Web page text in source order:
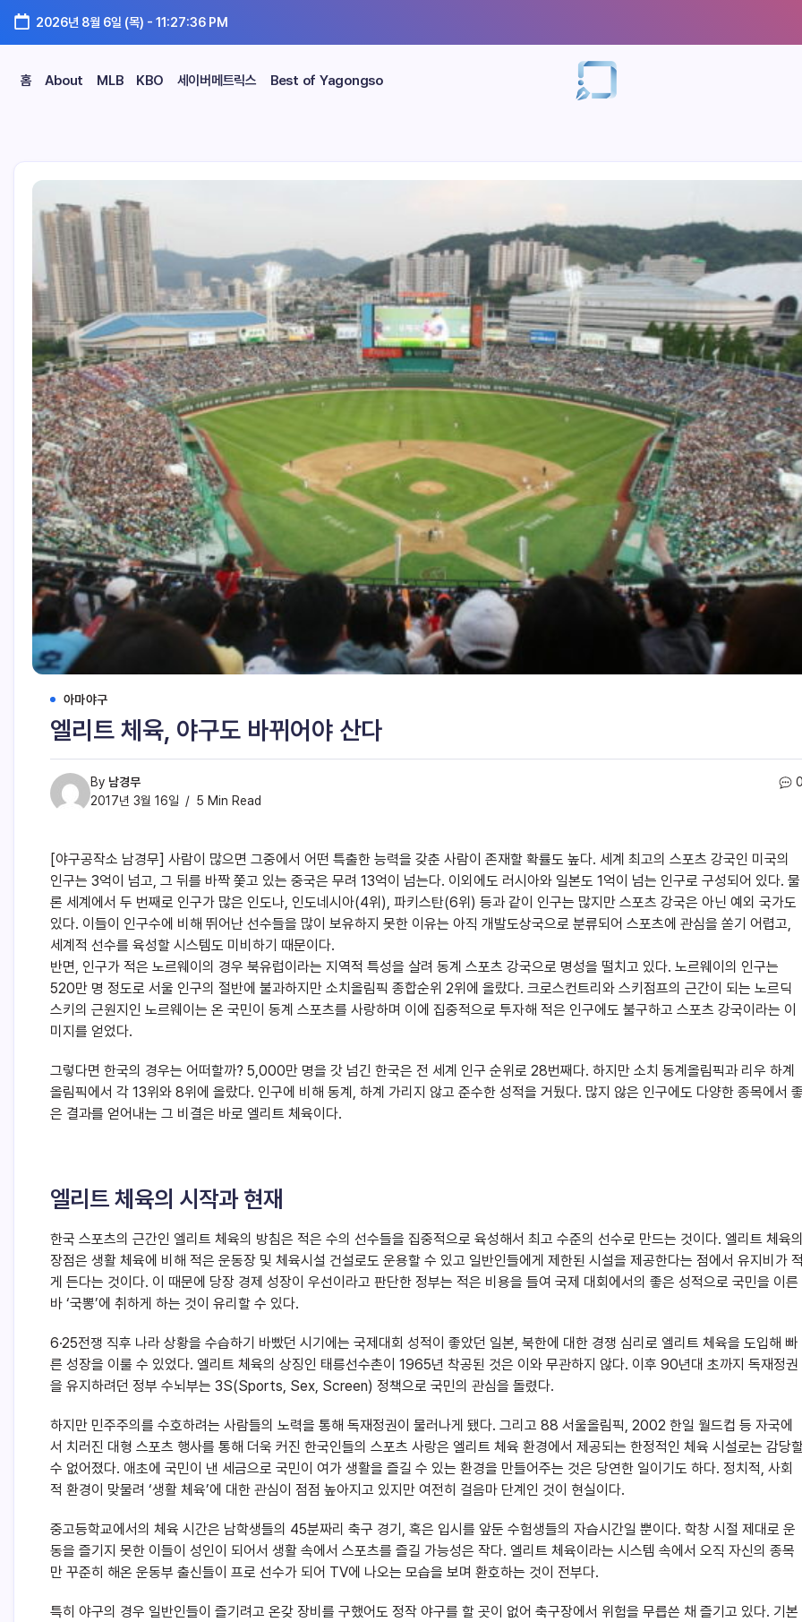
2026년 8월 6일 (목) - 11:27:37 PM
홈 About MLB KBO 세이버메트릭스 Best of Yagongso
아마야구
엘리트 체육, 야구도 바뀌어야 산다
By 남경무
2017년 3월 16일
5 Min Read
[야구공작소 남경무] 사람이 많으면 그중에서 어떤 특출한 능력을 갖춘 사람이 존재할 확률도 높다. 세계 최고의 스포츠 강국인 미국의
인구는 3억이 넘고, 그 뒤를 바짝 쫓고 있는 중국은 무려 13억이 넘는다. 이외에도 러시아와 일본도 1억이 넘는 인구로 구성되어 있다. 물
론 세계에서 두 번째로 인구가 많은 인도나, 인도네시아(4위), 파키스탄(6위) 등과 같이 인구는 많지만 스포츠 강국은 아닌 예외 국가도
있다. 이들이 인구수에 비해 뛰어난 선수들을 많이 보유하지 못한 이유는 아직 개발도상국으로 분류되어 스포츠에 관심을 쏟기 어렵고,
세계적 선수를 육성할 시스템도 미비하기 때문이다.
반면, 인구가 적은 노르웨이의 경우 북유럽이라는 지역적 특성을 살려 동계 스포츠 강국으로 명성을 떨치고 있다. 노르웨이의 인구는
520만 명 정도로 서울 인구의 절반에 불과하지만 소치올림픽 종합순위 2위에 올랐다. 크로스컨트리와 스키점프의 근간이 되는 노르딕
스키의 근원지인 노르웨이는 온 국민이 동계 스포츠를 사랑하며 이에 집중적으로 투자해 적은 인구에도 불구하고 스포츠 강국이라는 이
미지를 얻었다.
그렇다면 한국의 경우는 어떠할까? 5,000만 명을 갓 넘긴 한국은 전 세계 인구 순위로 28번째다. 하지만 소치 동계올림픽과 리우 하계
올림픽에서 각 13위와 8위에 올랐다. 인구에 비해 동계, 하계 가리지 않고 준수한 성적을 거뒀다. 많지 않은 인구에도 다양한 종목에서
은 결과를 얻어내는 그 비결은 바로 엘리트 체육이다.
엘리트 체육의 시작과 현재
한국 스포츠의 근간인 엘리트 체육의 방침은 적은 수의 선수들을 집중적으로 육성해서 최고 수준의 선수로 만드는 것이다. 엘리트 체육
장점은 생활 체육에 비해 적은 운동장 및 체육시설 건설로도 운용할 수 있고 일반인들에게 제한된 시설을 제공한다는 점에서 유지비가
게 든다는 것이다. 이 때문에 당장 경제 성장이 우선이라고 판단한 정부는 적은 비용을 들여 국제 대회에서의 좋은 성적으로 국민을 이른
바 ‘국뽕’에 취하게 하는 것이 유리할 수 있다.
6·25전쟁 직후 나라 상황을 수습하기 바빴던 시기에는 국제대회 성적이 좋았던 일본, 북한에 대한 경쟁 심리로 엘리트 체육을 도입해 빠
른 성장을 이룰 수 있었다. 엘리트 체육의 상징인 태릉선수촌이 1965년 착공된 것은 이와 무관하지 않다. 이후 90년대 초까지 독재정권
을 유지하려던 정부 수뇌부는 3S(Sports, Sex, Screen) 정책으로 국민의 관심을 돌렸다.
하지만 민주주의를 수호하려는 사람들의 노력을 통해 독재정권이 물러나게 됐다. 그리고 88 서울올림픽, 2002 한일 월드컵 등 자국에
서 치러진 대형 스포츠 행사를 통해 더욱 커진 한국인들의 스포츠 사랑은 엘리트 체육 환경에서 제공되는 한정적인 체육 시설로는 감당
수 없어졌다. 애초에 국민이 낸 세금으로 국민이 여가 생활을 즐길 수 있는 환경을 만들어주는 것은 당연한 일이기도 하다. 정치적, 사회
적 환경이 맞물려 ‘생활 체육’에 대한 관심이 점점 높아지고 있지만 여전히 걸음마 단계인 것이 현실이다.
중고등학교에서의 체육 시간은 남학생들의 45분짜리 축구 경기, 혹은 입시를 앞둔 수험생들의 자습시간일 뿐이다. 학창 시절 제대로 운
동을 즐기지 못한 이들이 성인이 되어서 생활 속에서 스포츠를 즐길 가능성은 작다. 엘리트 체육이라는 시스템 속에서 오직 자신의 종목
만 꾸준히 해온 운동부 출신들이 프로 선수가 되어 TV에 나오는 모습을 보며 환호하는 것이 전부다.
특히 야구의 경우 일반인들이 즐기려고 온갖 장비를 구했어도 정작 야구를 할 곳이 없어 축구장에서 위험을 무릅쓴 채 즐기고 있다. 기본